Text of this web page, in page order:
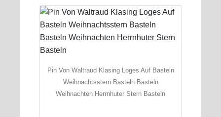
Pin Von Waltraud Klasing Loges Auf Basteln
Weihnachtsstern Basteln Basteln
Weihnachten Herrnhuter Stern Basteln